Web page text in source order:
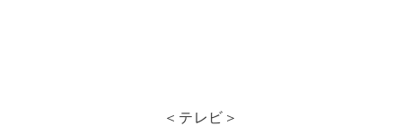
＜テレビ＞